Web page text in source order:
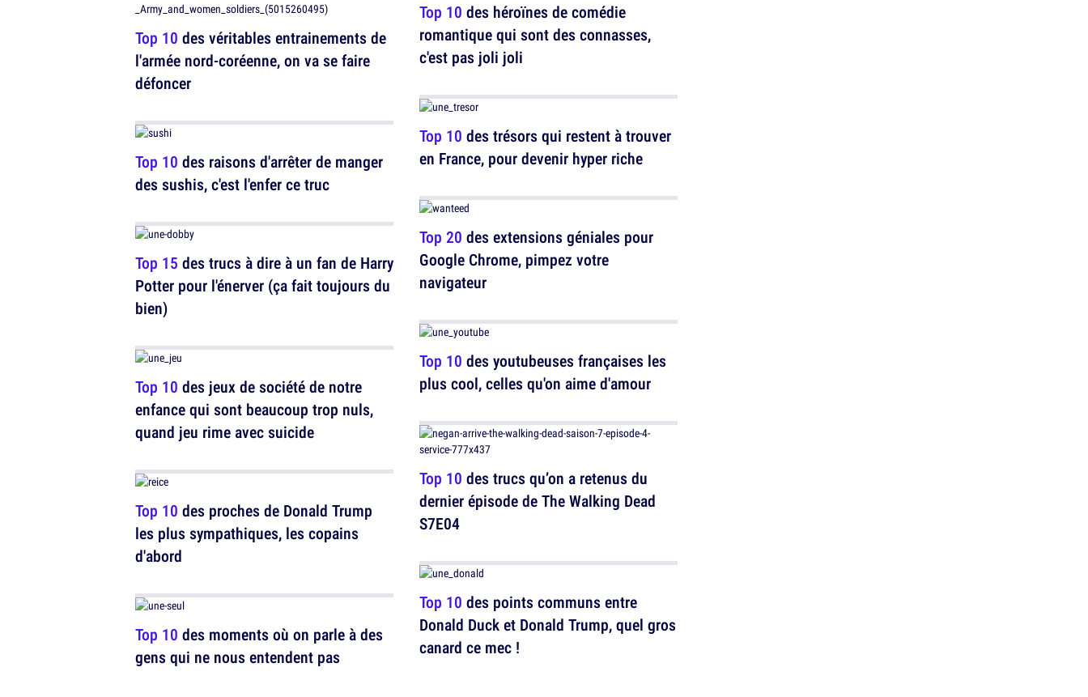
Top 10 des véritables entrainements de
l'armée nord-coréenne, on va se faire
défoncer
Top 10 des raisons d'arrêter de manger
des sushis, c'est l'enfer ce truc
Top 15 des trucs à dire à un fan de Harry
Potter pour l'énerver (ça fait toujours du
bien)
Top 10 des jeux de société de notre
enfance qui sont beaucoup trop nuls,
quand jeu rime avec suicide
Top 10 des proches de Donald Trump
les plus sympathiques, les copains
d'abord
Top 10 des moments où on parle à des
gens qui ne nous entendent pas
Top 10 des héroïnes de comédie
romantique qui sont des connasses,
c'est pas joli joli
Top 10 des trésors qui restent à trouver
en France, pour devenir hyper riche
Top 20 des extensions géniales pour
Google Chrome, pimpez votre
navigateur
Top 10 des youtubeuses françaises les
plus cool, celles qu'on aime d'amour
Top 10 des trucs qu’on a retenus du
dernier épisode de The Walking Dead
S7E04
Top 10 des points communs entre
Donald Duck et Donald Trump, quel gros
canard ce mec !